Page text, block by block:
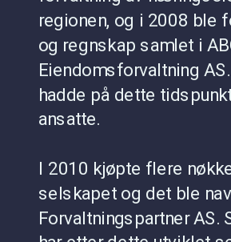
regionen, og i 2008 ble
og regnskap samlet i
Eiendomsforvaltning
hadde på dette
ansatte.
I 2010 kjøpte flere
selskapet og det ble
Forvaltningspartner AS.